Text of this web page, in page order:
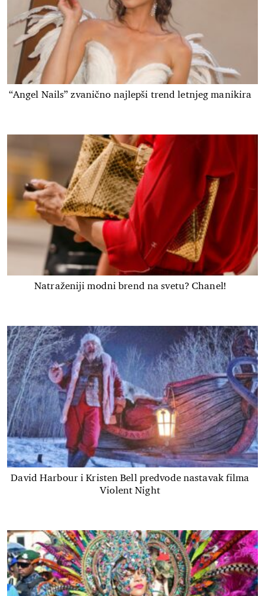
“Angel Nails” zvanično najlepši trend letnjeg manikira
Natraženiji modni brend na svetu? Chanel!
David Harbour i Kristen Bell predvode nastavak filma
Violent Night